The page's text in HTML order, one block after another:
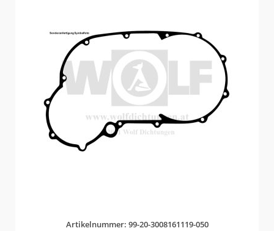
Artikelnummer: 99-20-3008161119-050